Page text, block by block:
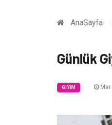
AnaSayfa
Günlük
GIYIM Mar